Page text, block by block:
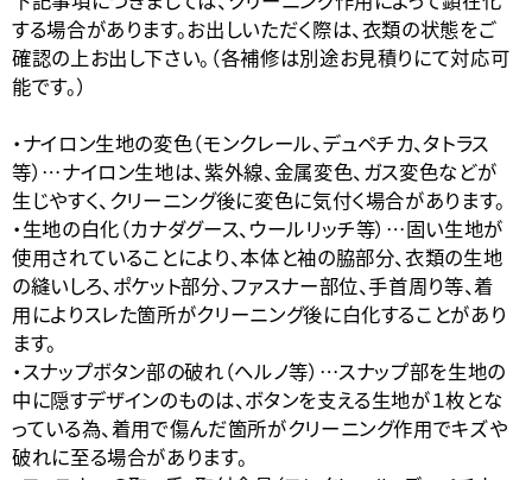
する場合があります。お出しいただく際は、衣類の状態をご
確認の上お出し下さい。（各補修は別途お見積りにて対応可
能です。）
・ナイロン生地の変色（モンクレール、デュペチカ、タトラス
等）…ナイロン生地は、紫外線、金属変色、ガス変色などが
生じやすく、クリーニング後に変色に気付く場合があります。
・生地の白化（カナダグース、ウールリッチ等）…固い生地が
使用されていることにより、本体と袖の脇部分、衣類の生地
の縫いしろ、ポケット部分、ファスナー部位、手首周り等、着
用によりスレた箇所がクリーニング後に白化することがあり
ます。
・スナップボタン部の破れ（ヘルノ等）…スナップ部を生地の
中に隠すデザインのものは、ボタンを支える生地が１枚とな
っている為、着用で傷んだ箇所がクリーニング作用でキズや
破れに至る場合があります。